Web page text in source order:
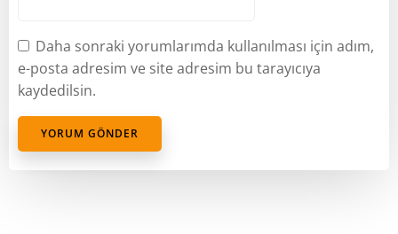
Daha sonraki yorumlarımda kullanılması için adım,
e-posta adresim ve site adresim bu tarayıcıya
kaydedilsin.